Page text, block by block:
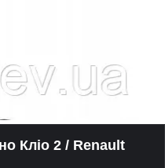
Кліо 2 / Renault